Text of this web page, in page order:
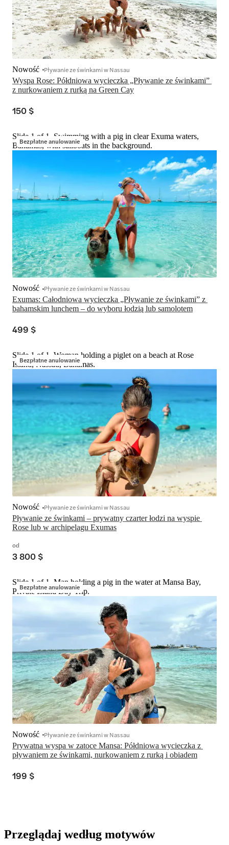
Wyspa Rose: Półdniowa wycieczka „Pływanie ze świnkami”
z nurkowaniem z rurką na Green Cay
Nowość Pływanie ze świnkami w Nassau
150 $
Bezpłatne anulowanie
Slide 1 of 1, Swimming with a pig in clear Exuma waters,
Bahamas, with sailboats in the background.
Exumas: Całodniowa wycieczka „Pływanie ze świnkami” z
bahamskim lunchem – do wyboru łodzią lub samolotem
Nowość Pływanie ze świnkami w Nassau
499 $
Bezpłatne anulowanie
Slide 1 of 1, Woman holding a piglet on a beach at Rose
Island, Nassau, Bahamas.
Pływanie ze świnkami – prywatny czarter łodzi na wyspie
Rose lub w archipelagu Exumas
Nowość Pływanie ze świnkami w Nassau
od
3 800 $
Bezpłatne anulowanie
Slide 1 of 1, Man holding a pig in the water at Mansa Bay,
Private Island Day Trip.
Prywatna wyspa w zatoce Mansa: Półdniowa wycieczka z
pływaniem ze świnkami, nurkowaniem z rurką i obiadem
Nowość Pływanie ze świnkami w Nassau
199 $
Przeglądaj według motywów